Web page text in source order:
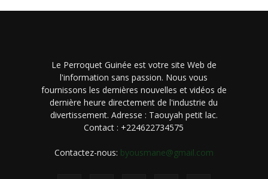
Le Perroquet Guinée est votre site Web de
l'information sans passion. Nous vous
fournissons les dernières nouvelles et vidéos de
dernière heure directement de l'industrie du
divertissement. Adresse : Taouyah petit lac.
Contact : +224622734575
Contactez-nous: byousmane@gmail.com